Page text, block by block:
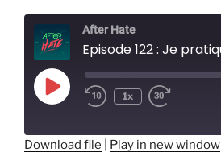
After Hate
Play
Episode
1x
Download file Play in new window